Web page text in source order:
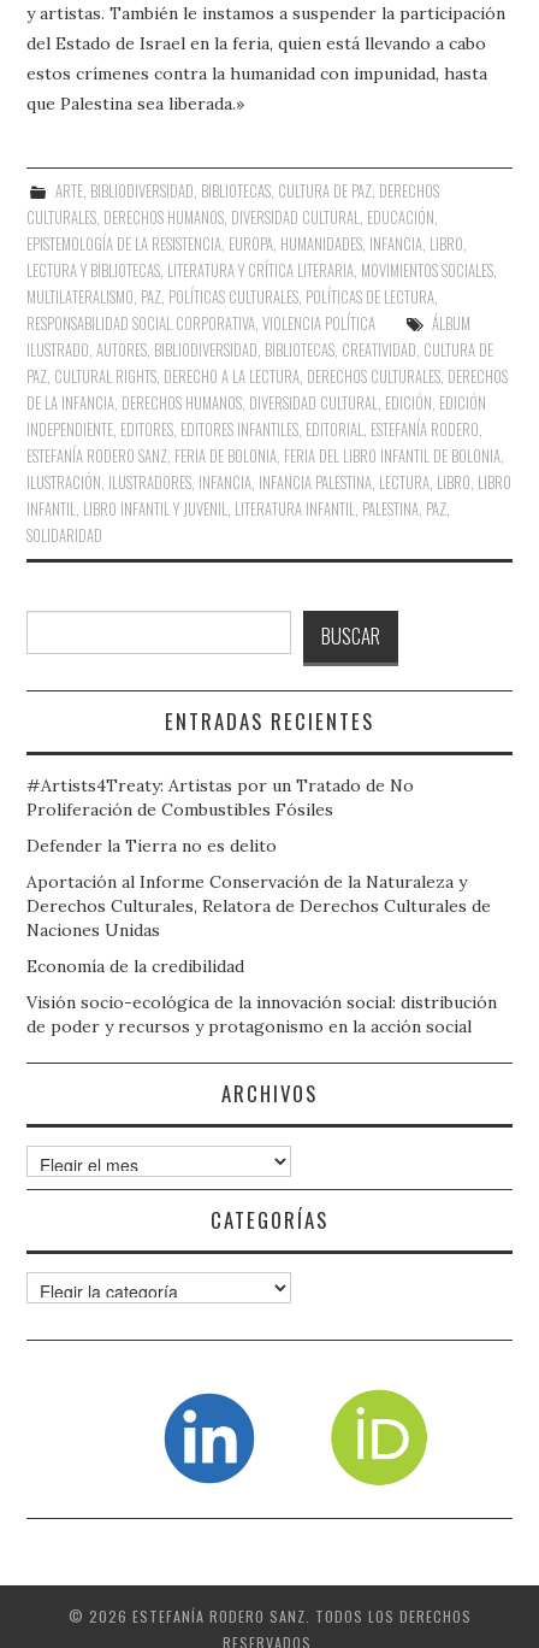
y artistas. También le instamos a suspender la participación
del Estado de Israel en la feria, quien está llevando a cabo
estos crímenes contra la humanidad con impunidad, hasta
que Palestina sea liberada.»
ARTE, BIBLIODIVERSIDAD BIBLIOTECAS, CULTURA DE PAZ, DERECHOS
CULTURALES DERECHOS HUMANOS DIVERSIDAD CULTURAL EDUCACIÓN
EPISTEMOLOGÍA DE LA RESISTENCIA EUROPA HUMANIDADES INFANCIA LIBRO,
LECTURA Y BIBLIOTECAS LITERATURA Y CRÍTICA LITERARIA MOVIMIENTOS SOCIALES
MULTILATERALISMO PAZ POLÍTICAS CULTURALES POLÍTICAS DE LECTURA
RESPONSABILIDAD SOCIAL CORPORATIVA ,VIOLENCIA POLÍTICA
ÁLBUM
ILUSTRADO ,AUTORES BIBLIODIVERSIDAD BIBLIOTECAS CREATIVIDAD CULTURA DE
PAZ CULTURAL RIGHTS DERECHO A LA LECTURA DERECHOS CULTURALES DERECHOS
DE LA INFANCIA DERECHOS HUMANOS DIVERSIDAD CULTURAL EDICIÓN EDICIÓN
INDEPENDIENTE EDITORES EDITORES INFANTILES EDITORIAL ESTEFANÍA RODERO
ESTEFANÍA RODERO SANZ FERIA DE BOLONIA FERIA DEL LIBRO INFANTIL DE BOLONIA
ILUSTRACIÓN ILUSTRADORES INFANCIA INFANCIA PALESTINA LECTURA LIBRO LIBRO
INFANTIL LIBRO INFANTIL Y JUVENIL LITERATURA INFANTIL PALESTINA PAZ
SOLIDARIDAD
BUSCAR
ENTRADAS RECIENTES
#Artists4Treaty: Artistas por un Tratado de No
Proliferación de Combustibles Fósiles
Defender la Tierra no es delito
Aportación al Informe Conservación de la Naturaleza y
Derechos Culturales, Relatora de Derechos Culturales de
Naciones Unidas
Economía de la credibilidad
Visión socio-ecológica de la innovación social: distribución
de poder y recursos y protagonismo en la acción social
ARCHIVOS
Archivos
CATEGORÍAS
Categorías
© 2026 ESTEFANÍA RODERO SANZ. TODOS LOS DERECHOS
RESERVADOS.